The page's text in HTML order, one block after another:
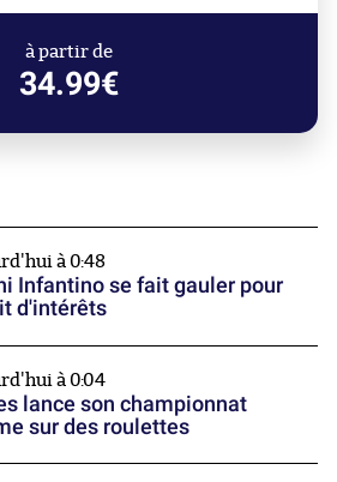
à partir de
34.99€
à 0:48
Infantino se fait gauler pour
d'intérêts
à 0:04
lance son championnat
sur des roulettes